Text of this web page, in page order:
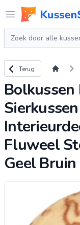
Open menu
Logo
Zoeken
Terug naar
Terug
Bolkussen
Fluweel
Geel Bruin